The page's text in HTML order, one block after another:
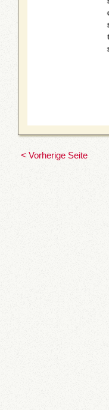
< Vorherige Seite